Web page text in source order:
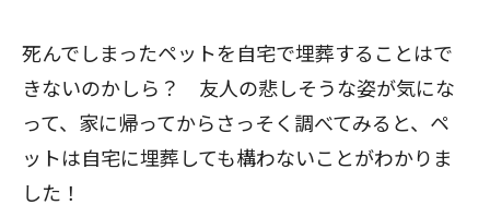
死んでしまったペットを自宅で埋葬することはで
きないのかしら？ 友人の悲しそうな姿が気にな
って、家に帰ってからさっそく調べてみると、ペ
ットは自宅に埋葬しても構わないことがわかりま
した！